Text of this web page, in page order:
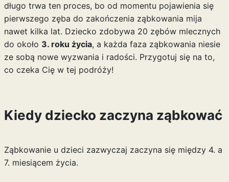
długo trwa ten proces, bo od momentu pojawienia się
pierwszego zęba do zakończenia ząbkowania mija
nawet kilka lat. Dziecko zdobywa 20 zębów mlecznych
do około 3. roku życia, a każda faza ząbkowania niesie
ze sobą nowe wyzwania i radości. Przygotuj się na to,
co czeka Cię w tej podróży!
Kiedy dziecko zaczyna ząbkować
Ząbkowanie u dzieci zazwyczaj zaczyna się między 4. a
7. miesiącem życia.